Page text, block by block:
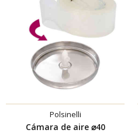
Polsinelli
Cámara de aire ⌀40